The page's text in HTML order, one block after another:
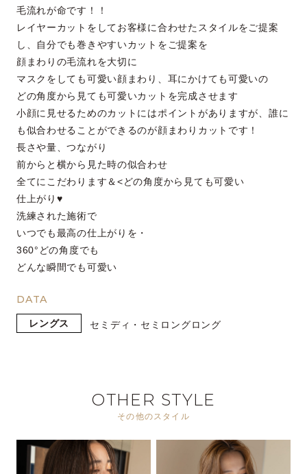
毛流れが命です！！
レイヤーカットをしてお客様に合わせたスタイルをご提案
し、自分でも巻きやすいカットをご提案を
顔まわりの毛流れを大切に
マスクをしても可愛い顔まわり、耳にかけても可愛いの
どの角度から見ても可愛いカットを完成させます
小顔に見せるためのカットにはポイントがありますが、誰に
も似合わせることができるのが顔まわりカットです！
長さや量、つながり
前からと横から見た時の似合わせ
全てにこだわります＆<どの角度から見ても可愛い
仕上がり♥
洗練された施術で
いつでも最高の仕上がりを・
360°どの角度でも
どんな瞬間でも可愛い
DATA
レングス セミディ・セミロングロング
OTHER STYLE
その他のスタイル